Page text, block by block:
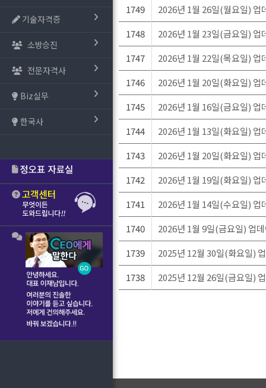
기술자격증
소방승진
전문자격사
Biz실무
한국사
1749
2026년 1월 26일(월요일) 업
1748
2026년 1월 23일(금요일) 업
1747
2026년 1월 22일(목요일) 업
1746
2026년 1월 20일(화요일) 업
1745
2026년 1월 16일(금요일) 업
1744
2026년 1월 13일(화요일) 업
1743
2026년 1월 20일(화요일) 업
1742
2026년 1월 19일(화요일) 업
1741
2026년 1월 14일(수요일) 업
1740
2026년 1월 9일(금요일) 업
1739
2025년 12월 30일(화요일)
1738
2025년 12월 26일(금요일)